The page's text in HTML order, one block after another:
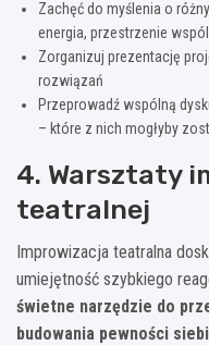
Zachęć do myślenia o
energia, przestrzenie
Zorganizuj prezentację
rozwiązań
Przeprowadź wspólną
– które z nich mogłyby
4. Warsztaty
teatralnej
Improwizacja teatralna
umiejętność szybkiego
świetne narzędzie do
budowania pewności